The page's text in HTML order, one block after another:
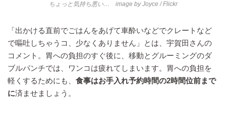
ちょっと気持ち悪い… image byJoyce/ Flickr
「出かける直前でごはんをあげて車酔いなどでクレートなど
で嘔吐しちゃうコ、少なくありません」とは、宇賀田さんの
コメント。胃への負担のすぐ後に、移動とグルーミングのダ
ブルパンチでは、ワンコは疲れてしまいます。胃への負担を
軽くするためにも、 食事はお手入れ予約時間の2時間位前まで
に済ませましょう。